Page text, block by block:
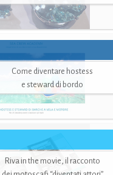
Come diventare hostess
e steward di bordo
Riva in the movie, il racconto